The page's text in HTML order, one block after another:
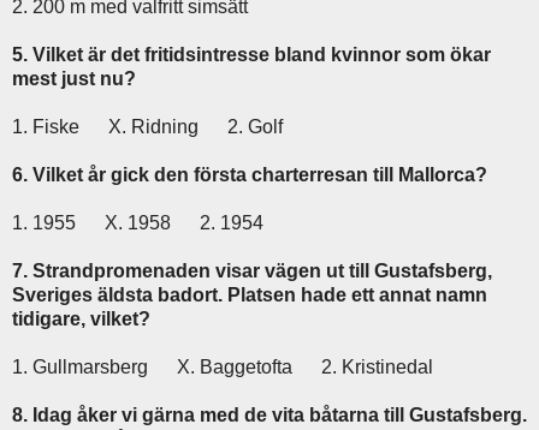
2. 200 m med valfritt simsätt
5. Vilket är det fritidsintresse bland kvinnor som ökar
mest just nu?
1. Fiske X. Ridning 2. Golf
6. Vilket år gick den första charterresan till Mallorca?
1. 1955 X. 1958 2. 1954
7. Strandpromenaden visar vägen ut till Gustafsberg,
Sveriges äldsta badort. Platsen hade ett annat namn
tidigare, vilket?
1. Gullmarsberg X. Baggetofta 2. Kristinedal
8. Idag åker vi gärna med de vita båtarna till Gustafsberg.